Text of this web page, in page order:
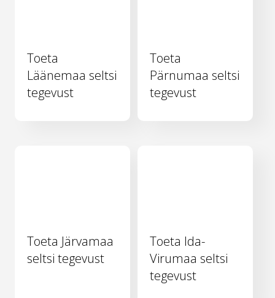
Toeta
Läänemaa seltsi
tegevust
Toeta
Pärnumaa seltsi
tegevust
Toeta Järvamaa
seltsi tegevust
Toeta Ida-
Virumaa seltsi
tegevust